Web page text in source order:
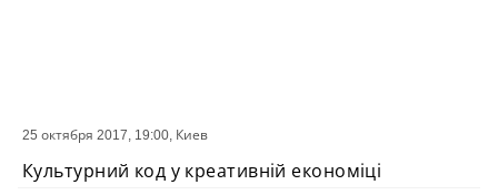
СОБЫТИЕ
25 октября 2017, 19:00, Киев
Культурний код у креативній економіці